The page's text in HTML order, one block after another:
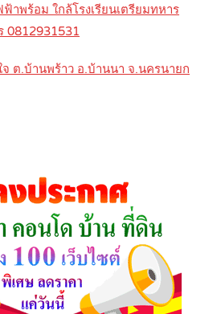
าพร้อม ใกล้โรงเรียนเตรียมทหาร
0812931531
จ ต.บ้านพร้าว อ.บ้านนา จ.นครนายก